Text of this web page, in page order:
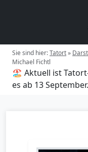
Sie sind hier:Tatort»
Michael Fichtl
🏖️ Aktuell ist
es ab 13 September.